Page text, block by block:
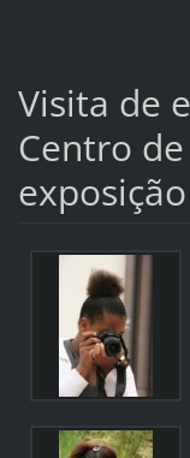
Visita de
Centro
exposição